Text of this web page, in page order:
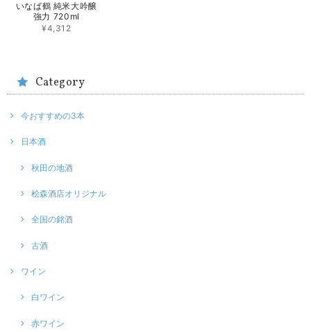
いなば鶴 純米大吟醸
強力 720ml
¥4,312
Category
今おすすめの3本
日本酒
秋田の地酒
桧森酒店オリジナル
全国の銘酒
古酒
ワイン
白ワイン
赤ワイン